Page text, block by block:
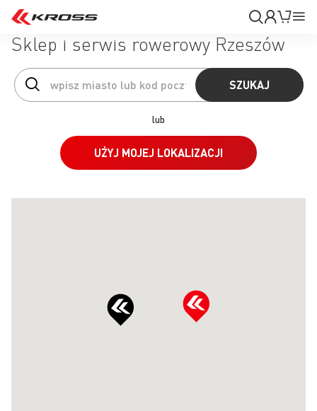
Mój
Moje
konto
Sklep i serwis rowerowy Rzeszów
SZUKAJ
lub
UŻYJ MOJEJ LOKALIZACJI